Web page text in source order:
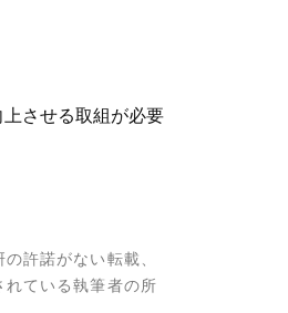
させる取組が必要
許諾がない転載、
れている執筆者の所